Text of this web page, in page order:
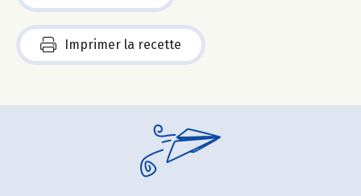
Imprimer la recette